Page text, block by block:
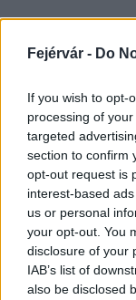
Fejérvár - Do
If you wish to opt-
processing of
targeted
section to confirm
opt-out request is
interest-based
us or personal
your opt-out. You
disclosure of your
IAB’s list of
also be disclosed
Aktuális